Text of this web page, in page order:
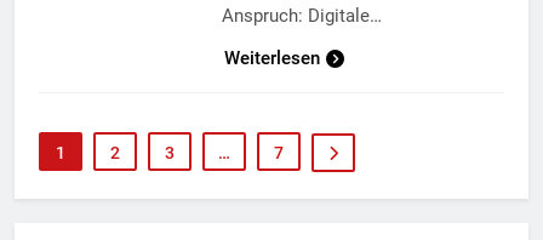
Anspruch: Digitale…
Weiterlesen
1 2 3 … 7